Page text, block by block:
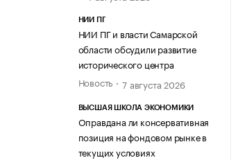
НИИ ПГ
НИИ ПГ и власти Самарской
области обсудили развитие
исторического центра
Новость
7 августа 2026
ВЫСШАЯ ШКОЛА ЭКОНОМИКИ
Оправдана ли консервативная
позиция на фондовом рынке в
текущих условиях